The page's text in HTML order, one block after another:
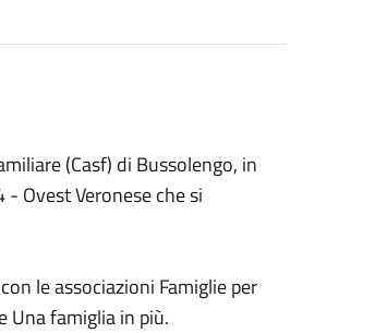
(Casf) di Bussolengo, in
Ovest Veronese che si
le associazioni Famiglie per
Una famiglia in più.